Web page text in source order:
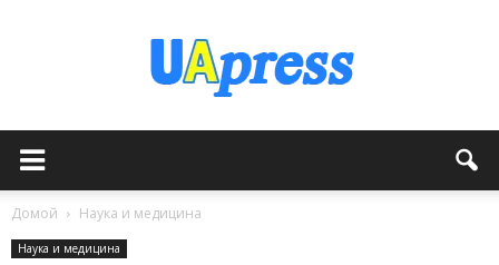
Домой Наука и медицина
Наука и медицина